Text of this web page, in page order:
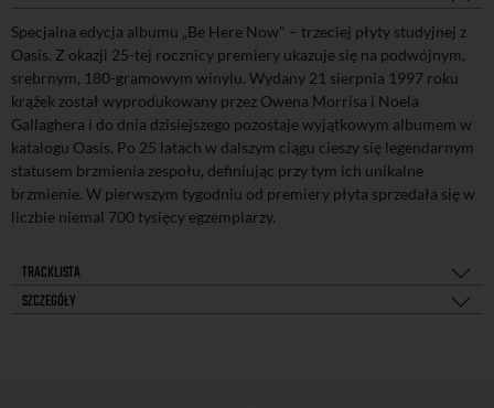
Specjalna edycja albumu „Be Here Now" – trzeciej płyty studyjnej z
Oasis. Z okazji 25-tej rocznicy premiery ukazuje się na podwójnym,
srebrnym, 180-gramowym winylu. Wydany 21 sierpnia 1997 roku
krążek został wyprodukowany przez Owena Morrisa i Noela
Gallaghera i do dnia dzisiejszego pozostaje wyjątkowym albumem w
katalogu Oasis. Po 25 latach w dalszym ciągu cieszy się legendarnym
statusem brzmienia zespołu, definiując przy tym ich unikalne
brzmienie. W pierwszym tygodniu od premiery płyta sprzedała się w
liczbie niemal 700 tysięcy egzemplarzy.
TRACKLISTA
SZCZEGÓŁY